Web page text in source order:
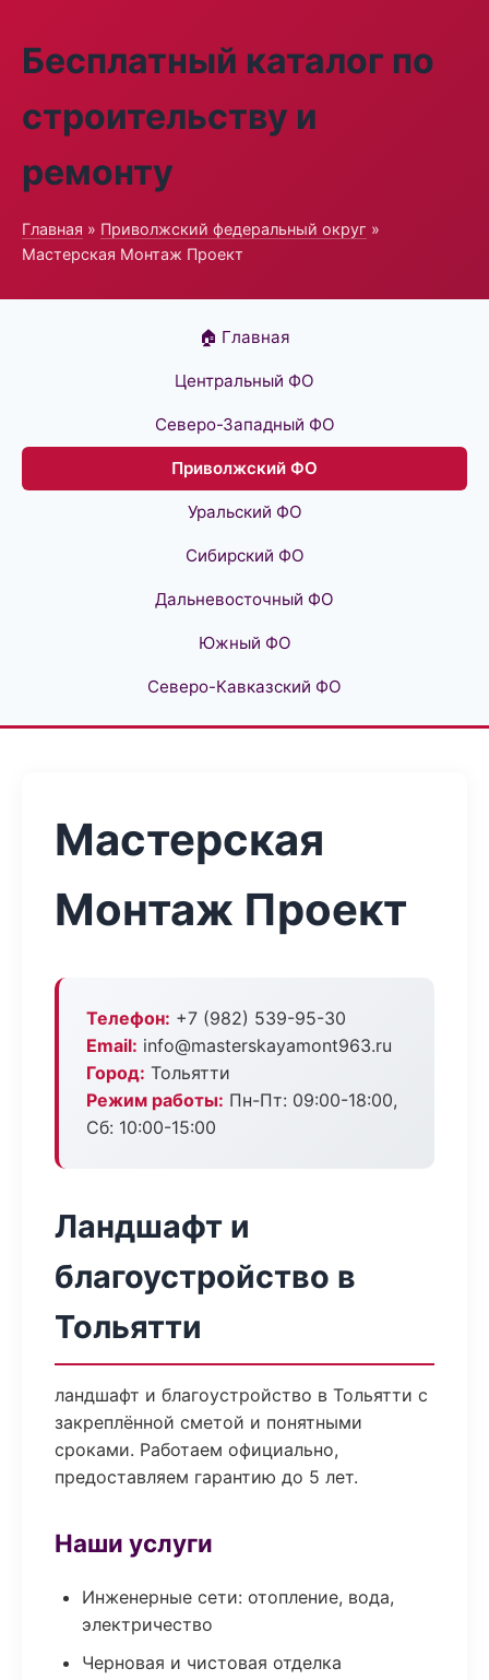
Бесплатный каталог по
строительству и
ремонту
Главная » Приволжский федеральный округ »
Мастерская Монтаж Проект
🏠 Главная
Центральный ФО
Северо-Западный ФО
Приволжский ФО
Уральский ФО
Сибирский ФО
Дальневосточный ФО
Южный ФО
Северо-Кавказский ФО
Мастерская
Монтаж Проект
Телефон: +7 (982) 539-95-30
Email: info@masterskayamont963.ru
Город: Тольятти
Режим работы: Пн-Пт: 09:00-18:00,
Сб: 10:00-15:00
Ландшафт и
благоустройство в
Тольятти
ландшафт и благоустройство в Тольятти с
закреплённой сметой и понятными
сроками. Работаем официально,
предоставляем гарантию до 5 лет.
Наши услуги
Инженерные сети: отопление, вода,
электричество
Черновая и чистовая отделка